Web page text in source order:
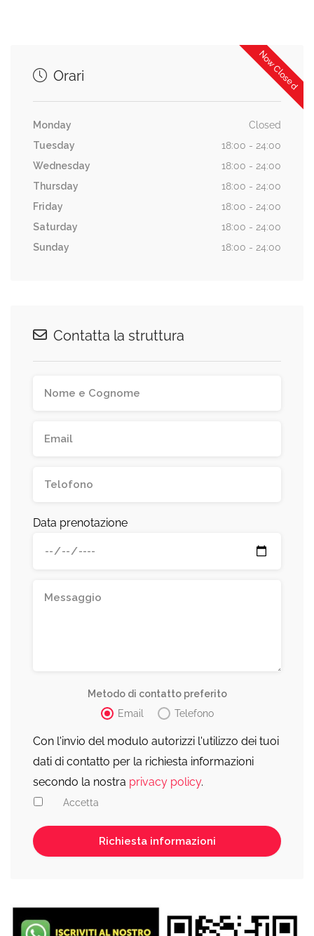
Now Closed
Orari
Monday
Closed
Tuesday
18:00 - 24:00
Wednesday
18:00 - 24:00
Thursday
18:00 - 24:00
Friday
18:00 - 24:00
Saturday
18:00 - 24:00
Sunday
18:00 - 24:00
Contatta la struttura
Data prenotazione
Metodo di contatto preferito
Email
Telefono
Con l'invio del modulo autorizzi l'utilizzo dei tuoi
dati di contatto per la richiesta informazioni
secondo la nostra privacy policy.
Accetta